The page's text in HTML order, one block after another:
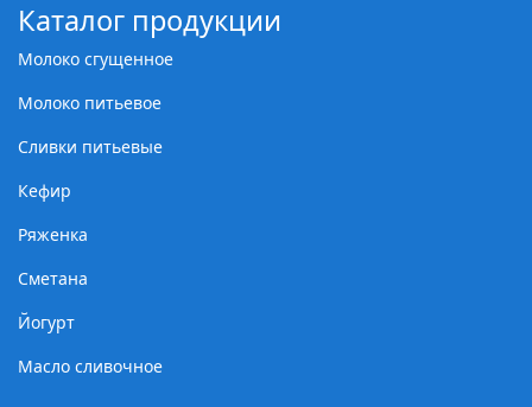
Каталог продукции
Молоко сгущенное
Молоко питьевое
Сливки питьевые
Кефир
Ряженка
Сметана
Йогурт
Масло сливочное